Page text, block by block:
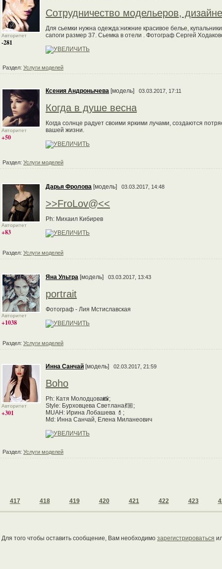
Авторитет
-281
Сотрудничество модельеров,
Для сьемки нужна одежда:нижние красивое белье,
сапоги размер 37. Сьемка в отели . Фотограф Сергей
Раздел: Услуги моделей
Авторитет
+50
Ксения Андронычева [модель] 03.03.2017, 17:11
Когда в душе весна
Когда солнце радует своими яркими лучами, создаются
вашей жизни.
Раздел: Услуги моделей
Авторитет
+83
Дарья Фролова [модель] 03.03.2017, 14:48
>>FroLov@<<
Ph: Михаил Кибирев
Раздел: Услуги моделей
Авторитет
+1038
Яна Ультра [модель] 03.03.2017, 13:43
portrait
Фотограф - Лия Мстиславская
Раздел: Услуги моделей
Авторитет
+301
Инна Санчай [модель] 02.03.2017, 21:59
Boho
Ph: Катя Молодцова📸;
Style: Бурховцева Светлана💃🏼;
MUAH: Ирина Лобашева 💄;
Md: Инна Санчай, Елена Миланеович
Раздел: Услуги моделей
417 418 419 420 421 422 423
Для того чтобы оставить сообщение, Вам необходимо зарегистрироваться